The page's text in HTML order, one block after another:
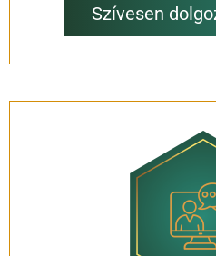
Szívesen